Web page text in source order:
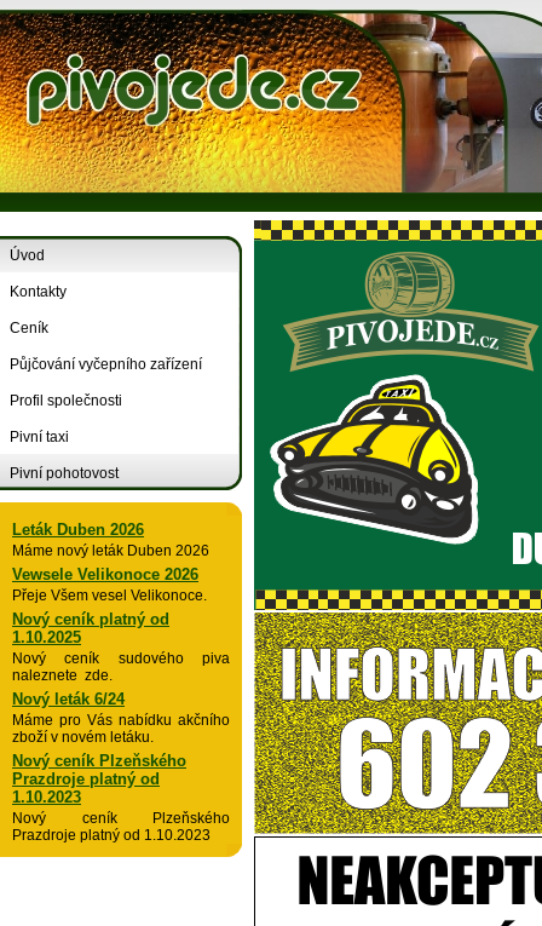
Úvod
Kontakty
Ceník
Půjčování vyčepního zařízení
Profil společnosti
Pivní taxi
Pivní pohotovost
Leták Duben 2026
Máme nový leták Duben 2026
Vewsele Velikonoce 2026
Přeje Všem vesel Velikonoce.
Nový ceník platný od
1.10.2025
Nový ceník sudového piva
naleznete zde.
Nový leták 6/24
Máme pro Vás nabídku akčního
zboží v novém letáku.
Nový ceník Plzeňského
Prazdroje platný od
1.10.2023
Nový ceník Plzeňského
Prazdroje platný od 1.10.2023